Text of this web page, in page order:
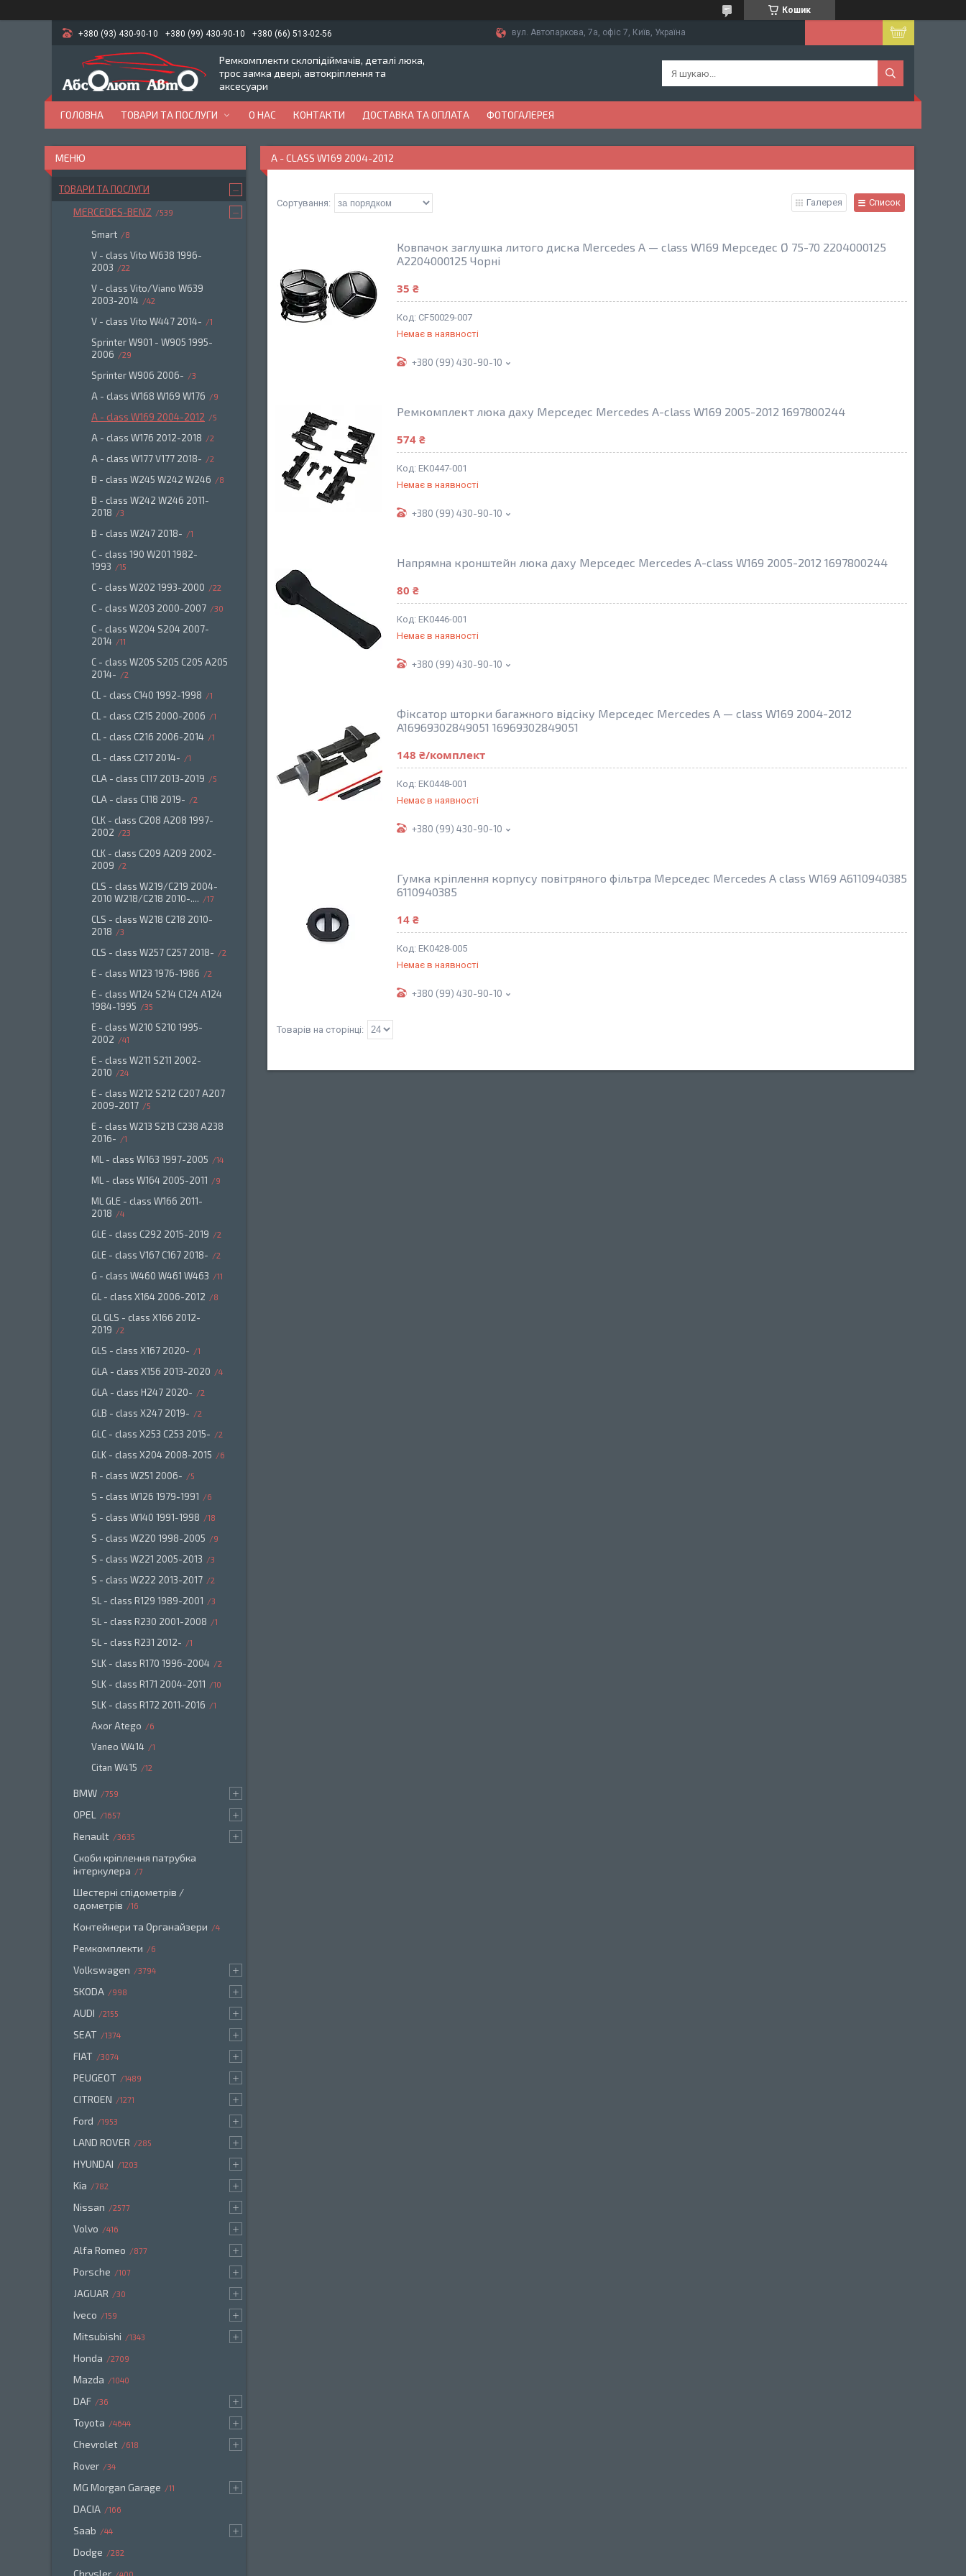
Кошик
+380 (93) 430-90-10 +380 (99) 430-90-10 +380 (66) 513-02-56 вул. Автопаркова, 7а, офіс 7, Київ, Україна
Ремкомплекти склопідіймачів, деталі люка,
трос замка двері, автокріплення та
аксесуари
ГОЛОВНА ТОВАРИ ТА ПОСЛУГИ О НАС КОНТАКТИ ДОСТАВКА ТА ОПЛАТА ФОТОГАЛЕРЕЯ
A - CLASS W169 2004-2012
Галерея Список
Ковпачок заглушка литого диска Mercedes A — class W169 Мерседес Ø 75-70 2204000125
A2204000125 Чорні
35 ₴
CF50029-007
Немає в наявності
+380 (99) 430-90-10
Ремкомплект люка даху Мерседес Mercedes A-class W169 2005-2012 1697800244
574 ₴
EK0447-001
Немає в наявності
+380 (99) 430-90-10
Напрямна кронштейн люка даху Мерседес Mercedes A-class W169 2005-2012 1697800244
80 ₴
EK0446-001
Немає в наявності
+380 (99) 430-90-10
Фіксатор шторки багажного відсіку Мерседес Mercedes A — class W169 2004-2012
A16969302849051 16969302849051
148 ₴/комплект
EK0448-001
Немає в наявності
+380 (99) 430-90-10
Гумка кріплення корпусу повітряного фільтра Мерседес Mercedes A class W169 A6110940385
6110940385
14 ₴
EK0428-005
Немає в наявності
+380 (99) 430-90-10
ТОВАРИ ТА ПОСЛУГИ
MERCEDES-BENZ 539
Smart 8
V - class Vito W638 1996-
2003
22
V - class Vito/Viano W639
2003-2014
42
V - class Vito W447 2014- 1
Sprinter W901 - W905 1995-
2006
29
Sprinter W906 2006- 3
A - class W168 W169 W176 9
A - class W169 2004-2012 5
A - class W176 2012-2018 2
A - class W177 V177 2018- 2
B - class W245 W242 W246 8
B - class W242 W246 2011-
2018
3
B - class W247 2018- 1
C - class 190 W201 1982-
1993
15
C - class W202 1993-2000 22
C - class W203 2000-2007 30
C - class W204 S204 2007-
2014
11
C - class W205 S205 C205 A205
2014-
2
CL - class C140 1992-1998 1
CL - class C215 2000-2006 1
CL - class C216 2006-2014 1
CL - class C217 2014- 1
CLA - class C117 2013-2019 5
CLA - class C118 2019- 2
CLK - class C208 A208 1997-
2002
23
CLK - class C209 A209 2002-
2009
2
CLS - class W219/C219 2004-
2010 W218/C218 2010-....
17
CLS - class W218 C218 2010-
2018
3
CLS - class W257 C257 2018- 2
E - class W123 1976-1986 2
E - class W124 S214 C124 A124
1984-1995
35
E - class W210 S210 1995-
2002
41
E - class W211 S211 2002-
2010
24
E - class W212 S212 C207 A207
2009-2017
5
E - class W213 S213 C238 A238
2016-
1
ML - class W163 1997-2005 14
ML - class W164 2005-2011 9
ML GLE - class W166 2011-
2018
4
GLE - class C292 2015-2019 2
GLE - class V167 C167 2018- 2
G - class W460 W461 W463 11
GL - class X164 2006-2012 8
GL GLS - class X166 2012-
2019
2
GLS - class X167 2020- 1
GLA - class X156 2013-2020 4
GLA - class H247 2020- 2
GLB - class X247 2019- 2
GLC - class X253 C253 2015- 2
GLK - class X204 2008-2015 6
R - class W251 2006- 5
S - class W126 1979-1991 6
S - class W140 1991-1998 18
S - class W220 1998-2005 9
S - class W221 2005-2013 3
S - class W222 2013-2017 2
SL - class R129 1989-2001 3
SL - class R230 2001-2008 1
SL - class R231 2012- 1
SLK - class R170 1996-2004 2
SLK - class R171 2004-2011 10
SLK - class R172 2011-2016 1
Axor Atego 6
Vaneo W414 1
Citan W415 12
BMW 759
OPEL 1657
Renault 3635
Скоби кріплення патрубка
інтеркулера
7
Шестерні спідометрів /
одометрів
16
Контейнери та Органайзери 4
Ремкомплекти 6
Volkswagen 3794
SKODA 998
AUDI 2155
SEAT 1374
FIAT 3074
PEUGEOT 1489
CITROEN 1271
Ford 1953
LAND ROVER 285
HYUNDAI 1203
Kia 782
Nissan 2577
Volvo 416
Alfa Romeo 877
Porsche 107
JAGUAR 30
Iveco 159
Mitsubishi 1343
Honda 2709
Mazda 1040
DAF 36
Toyota 4644
Chevrolet 618
Rover 34
MG Morgan Garage 11
DACIA 166
Saab 44
Dodge 282
Chrysler